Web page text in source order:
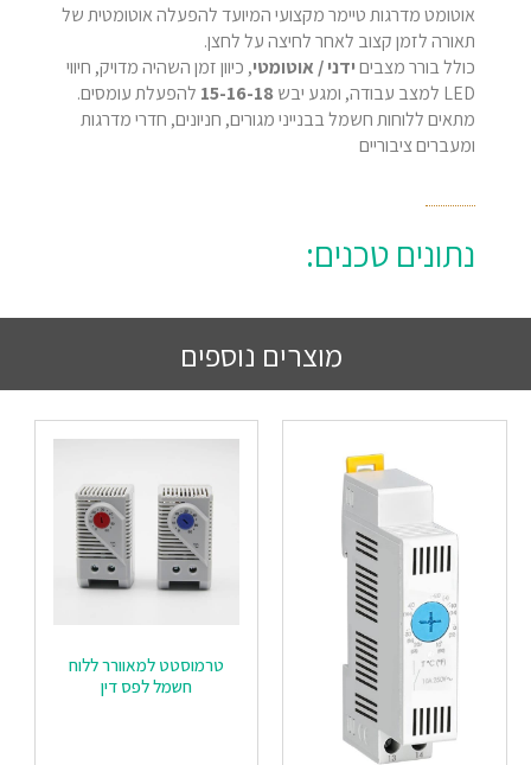
אוטומט מדרגות טיימר מקצועי המיועד להפעלה אוטומטית של
תאורה לזמן קצוב לאחר לחיצה על לחצן.
כולל בורר מצביםידני / אוטומטי, כיוון זמן השהיה מדויק, חיווי
LED למצב עבודה, ומגע יבש
15-16-18 להפעלת עומסים.
מתאים ללוחות חשמל בבנייני מגורים, חניונים, חדרי מדרגות
ומעברים ציבוריים
נתונים טכנים:
מוצרים נוספים
טרמוסטט למאוורר ללוח
חשמל לפס דין